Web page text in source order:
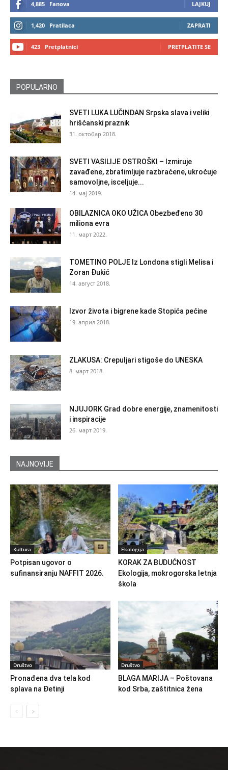
4,885 Fanova LAJKUJ
1,420 Pratilaca ZAPRATI
423 Pretplatnici PRETPLATITE SE
POPULARNO
SVETI LUKA LUČINDAN Srpska slava i veliki
hrišćanski praznik
31. октобар 2018.
SVETI VASILIJE OSTROŠKI – Izmiruje
zavađene, zbratimljuje razbraćene, ukroćuje
samovoljne, isceljuje...
14. мај 2019.
OBILAZNICA OKO UŽICA Obezbeđeno 30
miliona evra
11. март 2022.
TOMETINO POLJE Iz Londona stigli Melisa i
Zoran Đukić
14. август 2018.
Izvor života i bigrene kade Stopića pećine
19. април 2018.
ZLAKUSA: Crepuljari stigoše do UNESKA
8. март 2018.
NJUJORK Grad dobre energije, znamenitosti
i inspiracije
26. март 2019.
NAJNOVIJE
Kultura
Potpisan ugovor o
sufinansiranju NAFFIT 2026.
Ekologija
KORAK ZA BUDUĆNOST
Ekologija, mokrogorska letnja
škola
Društvo
Pronađena dva tela kod
splava na Đetinji
Društvo
BLAGA MARIJA – Poštovana
kod Srba, zaštitnica žena